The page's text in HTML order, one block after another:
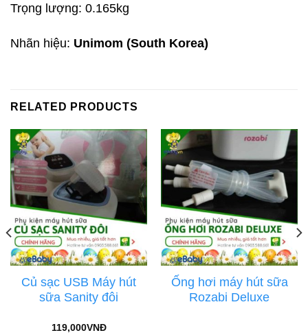
Trọng lượng: 0.165kg
Nhãn hiệu: Unimom (South Korea)
RELATED PRODUCTS
Củ sạc USB Máy hút
sữa Sanity đôi
119,000VNĐ
Ống hơi máy hút sữa
Rozabi Deluxe